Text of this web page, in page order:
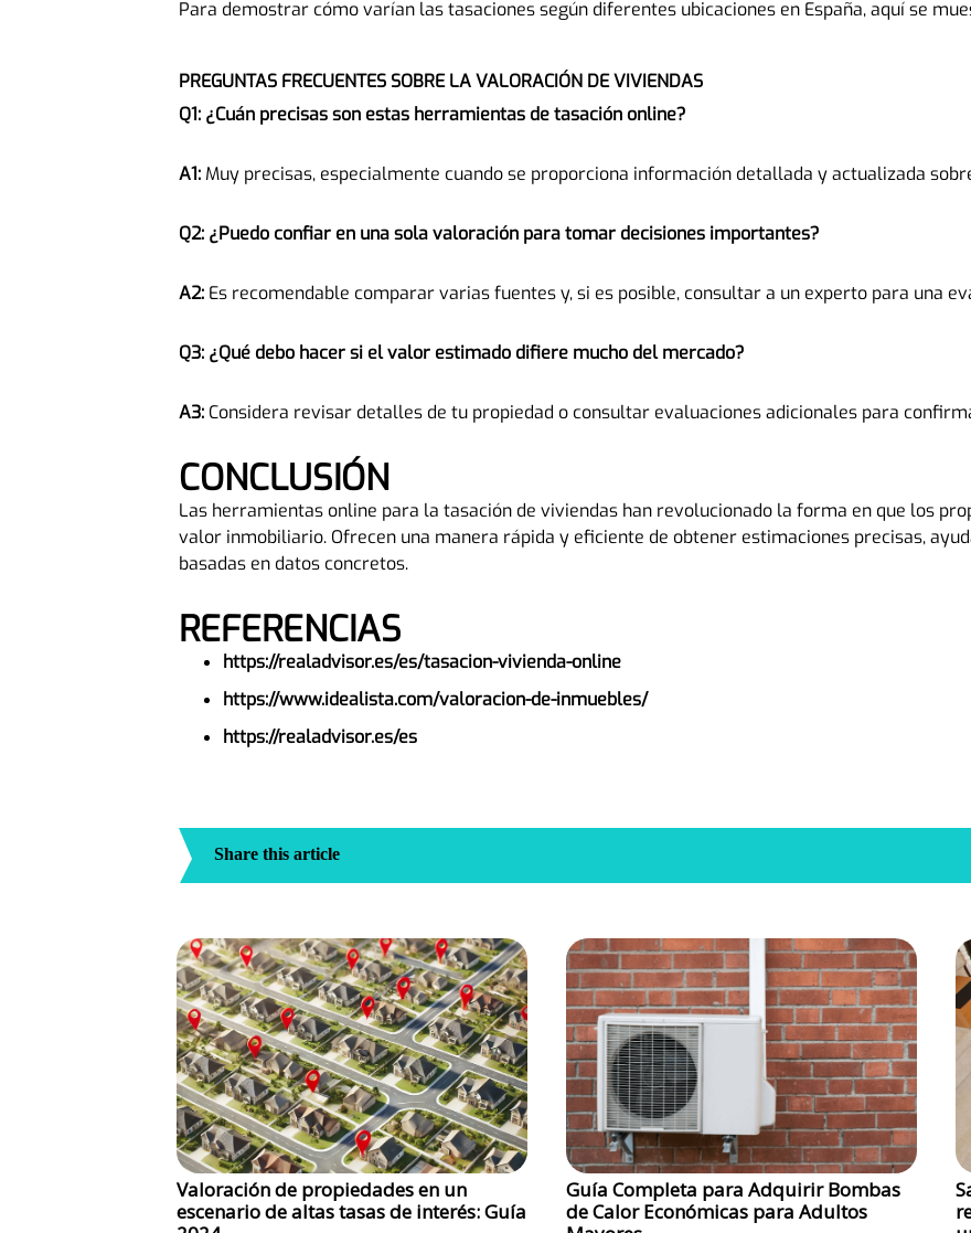
Para demostrar cómo varían las tasaciones según diferentes ubicaciones en España, aquí se
PREGUNTAS FRECUENTES SOBRE LA VALORACIÓN DE VIVIENDAS
Q1: ¿Cuán precisas son estas herramientas de tasación online?
A1: Muy precisas, especialmente cuando se proporciona información detallada y actualizada
Q2: ¿Puedo confiar en una sola valoración para tomar decisiones importantes?
A2: Es recomendable comparar varias fuentes y, si es posible, consultar a un experto para una
Q3: ¿Qué debo hacer si el valor estimado difiere mucho del mercado?
A3: Considera revisar detalles de tu propiedad o consultar evaluaciones adicionales para
CONCLUSIÓN
Las herramientas online para la tasación de viviendas han revolucionado la forma en que los
valor inmobiliario. Ofrecen una manera rápida y eficiente de obtener estimaciones precisas,
basadas en datos concretos.
REFERENCIAS
https://realadvisor.es/es/tasacion-vivienda-online
https://www.idealista.com/valoracion-de-inmuebles/
https://realadvisor.es/es
Share this article
Valoración de propiedades en un
escenario de altas tasas de interés: Guía
Guía Completa para Adquirir Bombas
de Calor Económicas para Adultos